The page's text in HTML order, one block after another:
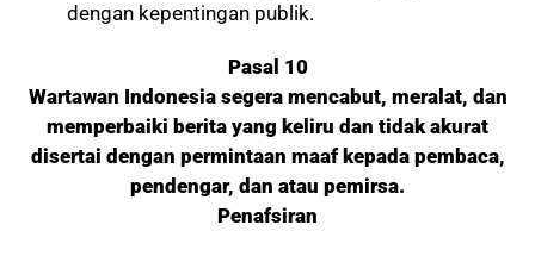
dengan kepentingan publik.
Pasal 10
Wartawan Indonesia segera mencabut, meralat, dan
memperbaiki berita yang keliru dan tidak akurat
disertai dengan permintaan maaf kepada pembaca,
pendengar, dan atau pemirsa.
Penafsiran